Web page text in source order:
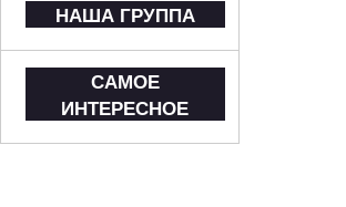
НАША ГРУППА
САМОЕ
ИНТЕРЕСНОЕ